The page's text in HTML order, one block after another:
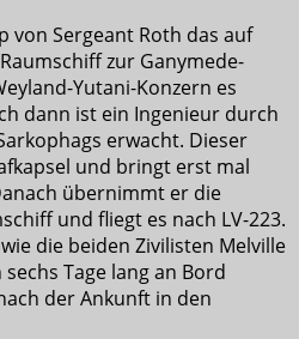
von Sergeant Roth das auf
zur Ganymede-
Yutani-Konzern es
dann ist ein Ingenieur durch
erwacht. Dieser
und bringt erst mal
übernimmt er die
und fliegt es nach LV-223.
die beiden Zivilisten Melville
Tage lang an Bord
der Ankunft in den